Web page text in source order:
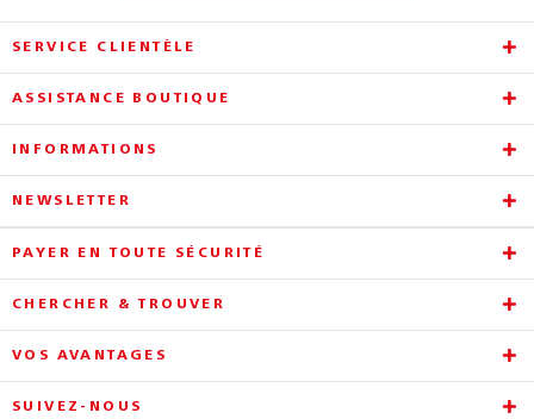
SERVICE CLIENTÈLE
ASSISTANCE BOUTIQUE
INFORMATIONS
NEWSLETTER
PAYER EN TOUTE SÉCURITÉ
CHERCHER & TROUVER
VOS AVANTAGES
SUIVEZ-NOUS